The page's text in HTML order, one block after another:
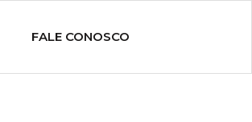
FALE CONOSCO